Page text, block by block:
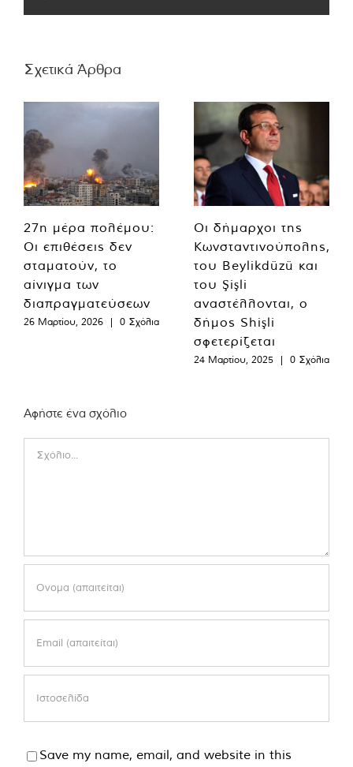
Σχετικά Άρθρα
27η μέρα πολέμου:
Οι επιθέσεις δεν
σταματούν, το
αίνιγμα των
διαπραγματεύσεων
26 Μαρτίου, 2026 | 0 Σχόλια
Οι δήμαρχοι της
Κωνσταντινούπολης,
του Beylikdüzü και
του Şişli
αναστέλλονται, ο
δήμος Shişli
σφετερίζεται
24 Μαρτίου, 2025 | 0 Σχόλια
Αφήστε ένα σχόλιο
Save my name, email, and website in this